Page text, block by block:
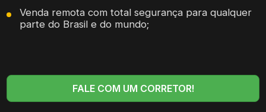
Venda remota com total segurança para qualquer
parte do Brasil e do mundo;
FALE COM UM CORRETOR!